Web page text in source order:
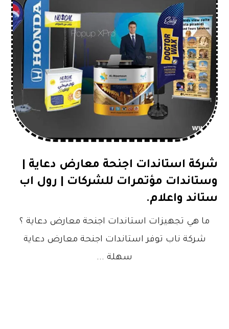
شركة استاندات اجنحة معارض دعاية |
وستاندات مؤتمرات للشركات | رول اب
ستاند واعلام.
ما هي تجهيزات استاندات اجنحة معارض دعاية ؟
شركة ناب توفر استاندات اجنحة معارض دعاية
سهلة ...